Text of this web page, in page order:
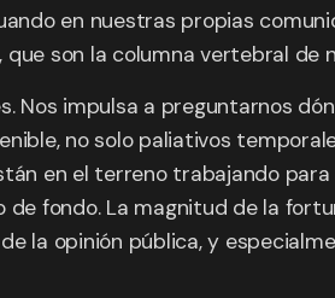
en nuestras propias
son la columna vertebral de
Nos impulsa a preguntarnos
no solo paliativos
en el terreno trabajando para
fondo. La magnitud de la
la opinión pública, y